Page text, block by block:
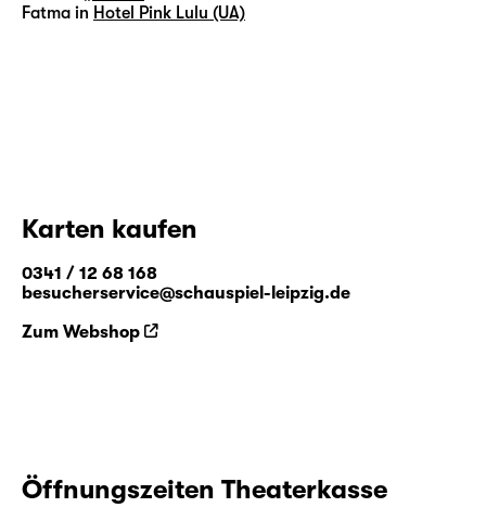
Fatma in Hotel Pink Lulu (UA)
Karten kaufen
0341 / 12 68 168
besucherservice@schauspiel-leipzig.de
Zum Webshop
Öffnungszeiten Theaterkasse